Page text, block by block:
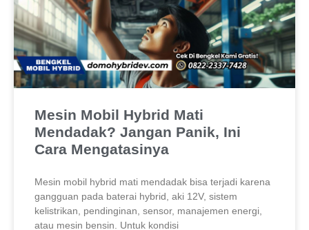
Mesin Mobil Hybrid Mati
Mendadak? Jangan Panik, Ini
Cara Mengatasinya
Mesin mobil hybrid mati mendadak bisa terjadi karena
gangguan pada baterai hybrid, aki 12V, sistem
kelistrikan, pendinginan, sensor, manajemen energi,
atau mesin bensin. Untuk kondisi